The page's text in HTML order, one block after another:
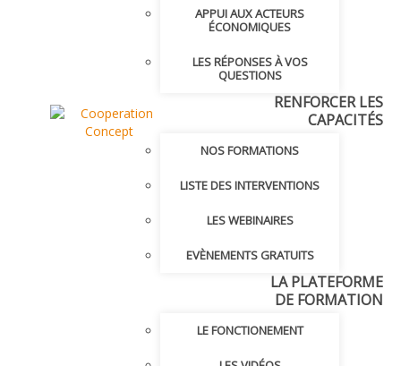
APPUI AUX ACTEURS
ÉCONOMIQUES
LES RÉPONSES À VOS
QUESTIONS
RENFORCER LES
CAPACITÉS
NOS FORMATIONS
LISTE DES INTERVENTIONS
LES WEBINAIRES
EVÈNEMENTS GRATUITS
LA PLATEFORME
DE FORMATION
LE FONCTIONEMENT